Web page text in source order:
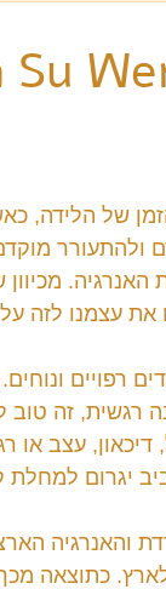
של הלידה,
ולהתעורר
מכיוון
עצמנו לזה על
רפויים
רגשית, זה
עצב או
יגרום
והאנרגיה
כתוצאה